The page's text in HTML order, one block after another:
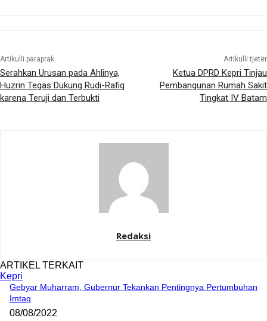
Artikulli paraprak
Serahkan Urusan pada Ahlinya,
Huzrin Tegas Dukung Rudi-Rafiq
karena Teruji dan Terbukti
Artikulli tjetër
Ketua DPRD Kepri Tinjau
Pembangunan Rumah Sakit
Tingkat IV Batam
Redaksi
ARTIKEL TERKAIT
Kepri
Gebyar Muharram, Gubernur Tekankan Pentingnya Pertumbuhan
Imtaq
08/08/2022